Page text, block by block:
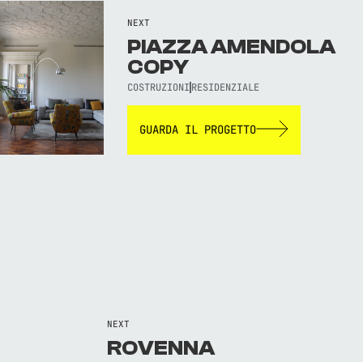
NEXT
PIAZZA AMENDOLA
COPY
COSTRUZIONI RESIDENZIALE
GUARDA IL PROGETTO
NEXT
ROVENNA